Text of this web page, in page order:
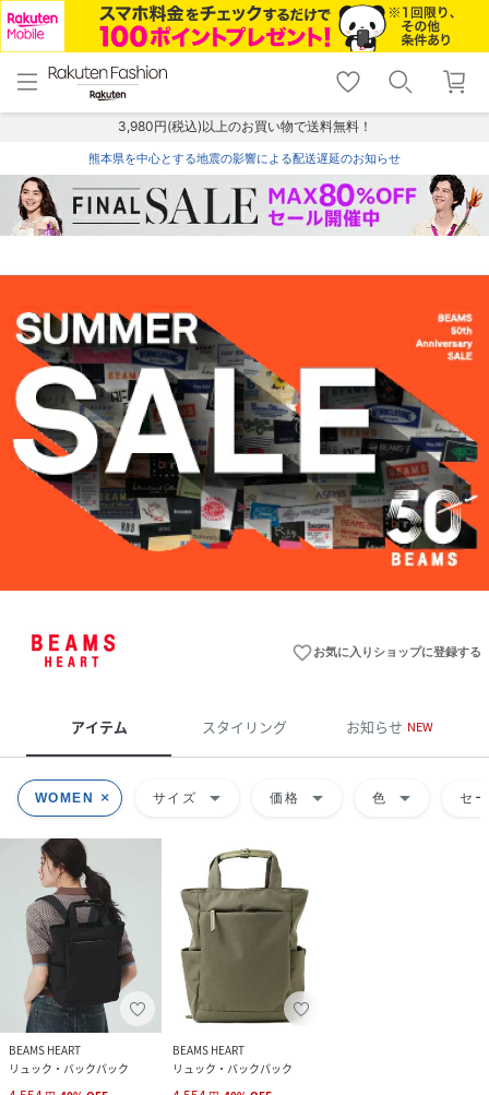
menu home
トップ
shopping_cart lock_outline
ログイン
3,980円(税込)以上のお買い物で送料無料！
熊本県を中心とする地震の影響による配送遅延のお知らせ
favorite_borderお気に入りショップに登録する
アイテム スタイリング お知らせ NEW
WOMEN サイズ arrow_drop_down 価格 arrow_drop_down 色 arrow_drop_down セ
BEAMS HEART
リュック・バックパック
BEAMS HEART
リュック・バックパック